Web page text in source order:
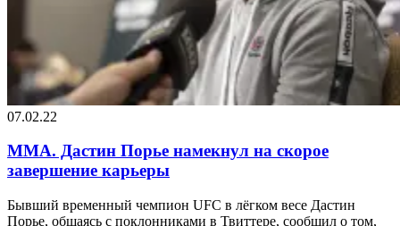
07.02.22
MMA. Дастин Порье намекнул на скорое
завершение карьеры
Бывший временный чемпион UFC в лёгком весе Дастин
Порье, общаясь с поклонниками в Твиттере, сообщил о том,